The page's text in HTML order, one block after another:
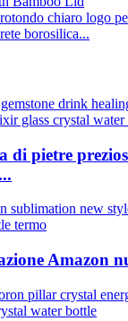
chiaro logo
borosilica...
di pietre
Amazon